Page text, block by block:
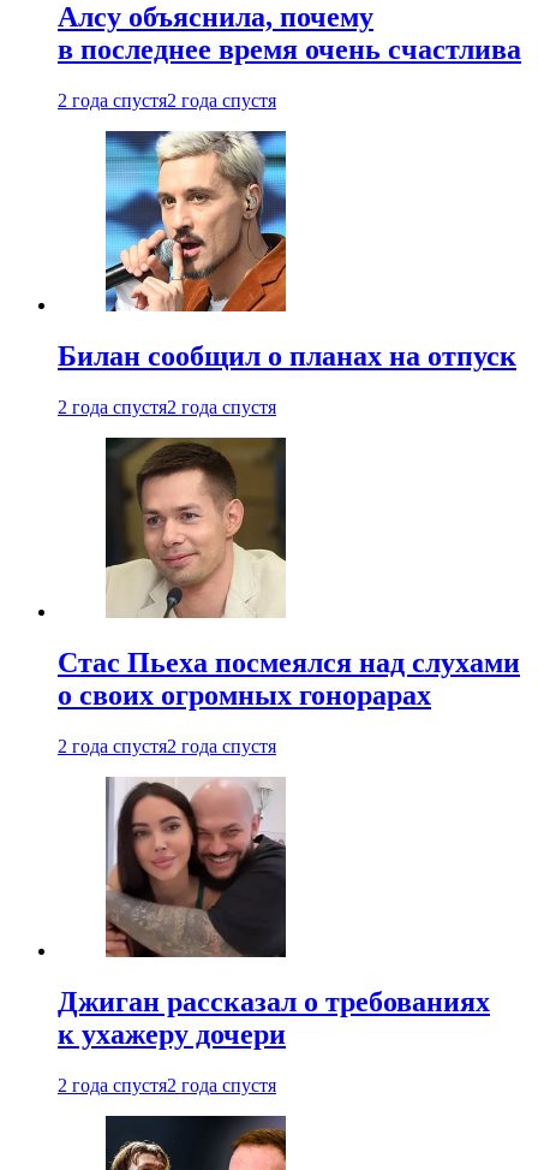
Алсу объяснила, почему
в последнее время очень счастлива
2 года спустя2 года спустя
Билан сообщил о планах на отпуск
2 года спустя2 года спустя
Стас Пьеха посмеялся над слухами
о своих огромных гонорарах
2 года спустя2 года спустя
Джиган рассказал о требованиях
к ухажеру дочери
2 года спустя2 года спустя